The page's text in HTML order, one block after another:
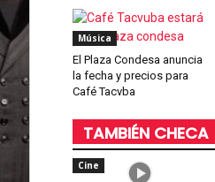
Música
El Plaza Condesa anuncia
la fecha y precios para
Café Tacvba
TAMBIÉN CHECA
Cine